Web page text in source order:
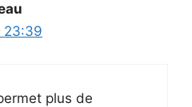
23:39
plus de